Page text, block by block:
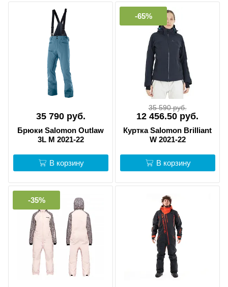
35 790 руб.
Брюки Salomon Outlaw
3L M 2021-22
В корзину
-65%
35 590 руб.
12 456.50 руб.
Куртка Salomon Brilliant
W 2021-22
В корзину
-35%